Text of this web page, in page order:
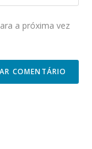
a próxima vez